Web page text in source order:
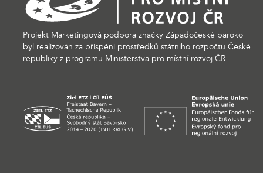
Projekt Marketingová podpora značky Západočeské baroko
byl realizován za přispění prostředků státního rozpočtu České
republiky z programu Ministerstva pro místní rozvoj ČR.